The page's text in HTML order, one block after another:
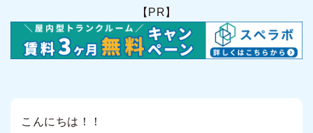
【PR】
こんにちは！！